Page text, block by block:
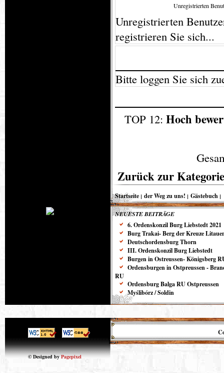
Unregistrierten
Unregistrierten
registrieren Sie sich...
Bitte loggen Sie sich
TOP 12:Hoch
Zurück zur
Startseite der Weg zu uns! Gästebuch
NEUESTE BEITRÄGE
6. Ordenskonzil Burg Liebstedt 2021
Burg Trakai- Berg der Kreuze
Deutschordensburg Thorn
III. Ordenskonzil Burg Liebstedt
Burgen in Ostreussen- Königsberg
Ordensburgen in Ostpreussen -
RU
Ordensburg Balga RU Ostpreussen
Myślibórz / Soldin
© Designed byPagepixel